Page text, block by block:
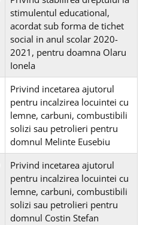
stimulentul educational,
acordat sub forma de tichet
social in anul scolar 2020-
2021, pentru doamna Olaru
Ionela
Privind incetarea ajutorul
pentru incalzirea locuintei cu
lemne, carbuni, combustibili
solizi sau petrolieri pentru
domnul Melinte Eusebiu
Privind incetarea ajutorul
pentru incalzirea locuintei cu
lemne, carbuni, combustibili
solizi sau petrolieri pentru
domnul Costin Stefan